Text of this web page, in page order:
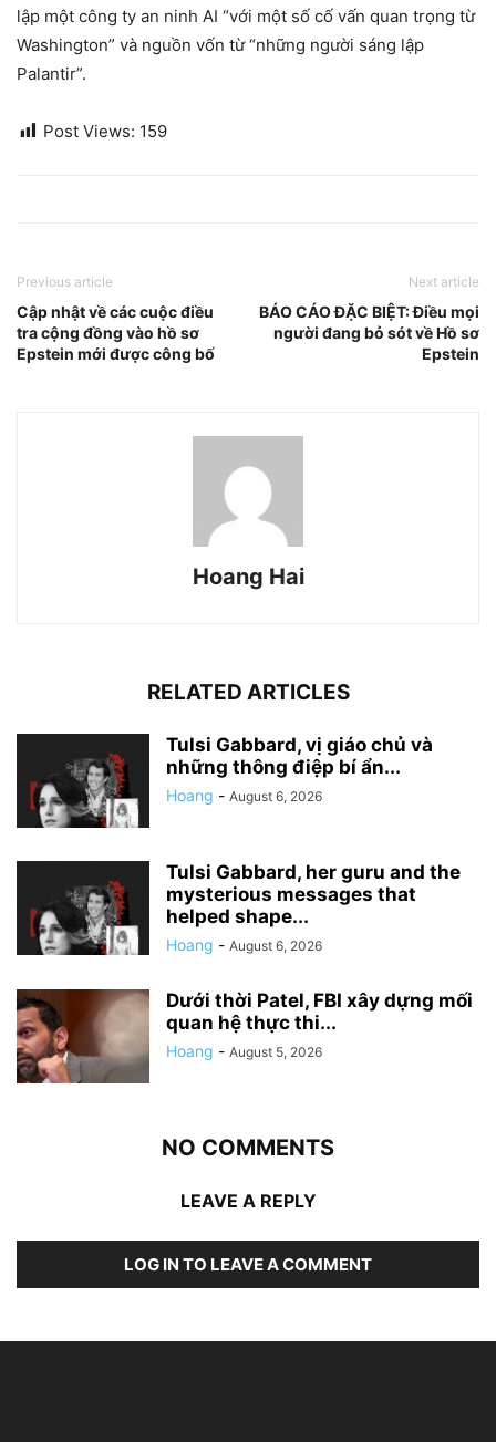
lập một công ty an ninh AI “với một số cố vấn quan trọng từ
Washington” và nguồn vốn từ “những người sáng lập
Palantir”.
Post Views: 159
Previous article
Cập nhật về các cuộc điều
tra cộng đồng vào hồ sơ
Epstein mới được công bố
Next article
BÁO CÁO ĐẶC BIỆT: Điều mọi
người đang bỏ sót về Hồ sơ
Epstein
Hoang Hai
RELATED ARTICLES
Tulsi Gabbard, vị giáo chủ và
những thông điệp bí ẩn...
Hoang - August 6, 2026
Tulsi Gabbard, her guru and the
mysterious messages that
helped shape...
Hoang - August 6, 2026
Dưới thời Patel, FBI xây dựng mối
quan hệ thực thi...
Hoang - August 5, 2026
NO COMMENTS
LEAVE A REPLY
LOG IN TO LEAVE A COMMENT